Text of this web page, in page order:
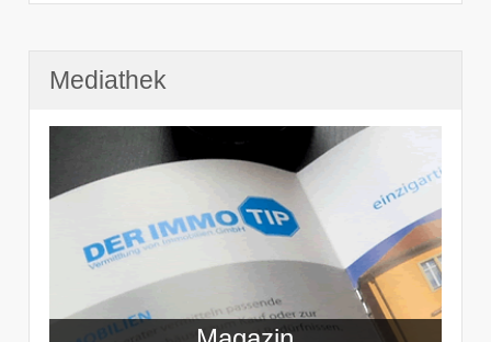
Mediathek